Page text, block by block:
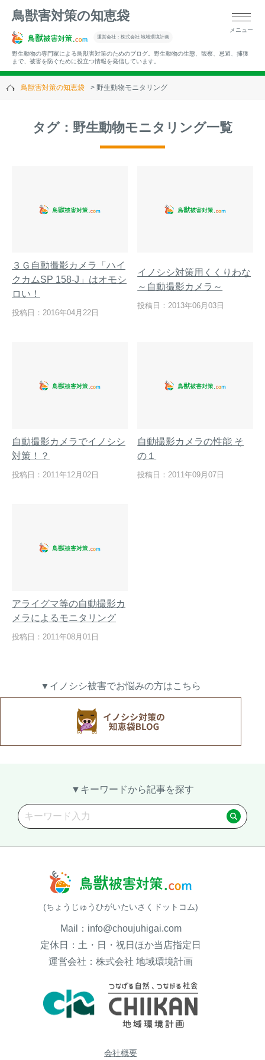
鳥獣害対策の知恵袋
運営会社：株式会社 地域環境計画
野生動物の専門家による鳥獣害対策のためのブログ。野生動物の生態、観察、忌避、捕獲
まで、被害を防ぐために役立つ情報を発信しています。
メニュー
▼キーワードから記事を探す
お問い合わせ
ショップ
閉じる
鳥獣害対策の知恵袋 野生動物モニタリング
タグ：野生動物モニタリング一覧
３Ｇ自動撮影カメラ「ハイ
クカムSP 158-J」はオモシ
ロい！
投稿日：2016年04月22日
イノシシ対策用くくりわな
～自動撮影カメラ～
投稿日：2013年06月03日
自動撮影カメラでイノシシ
対策！？
投稿日：2011年12月02日
自動撮影カメラの性能 そ
の１
投稿日：2011年09月07日
アライグマ等の自動撮影カ
メラによるモニタリング
投稿日：2011年08月01日
▼イノシシ被害でお悩みの方はこちら
▼キーワードから記事を探す
(ちょうじゅうひがいたいさくドットコム)
Mail：info@choujuhigai.com
定休日：土・日・祝日ほか当店指定日
運営会社：株式会社 地域環境計画
会社概要